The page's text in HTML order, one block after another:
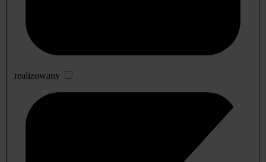
realizowany